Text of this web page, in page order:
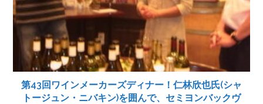
第43回ワインメーカーズディナー！仁林欣也氏(シャ
トージュン・ニバキン)を囲んで、セミヨンバックヴ